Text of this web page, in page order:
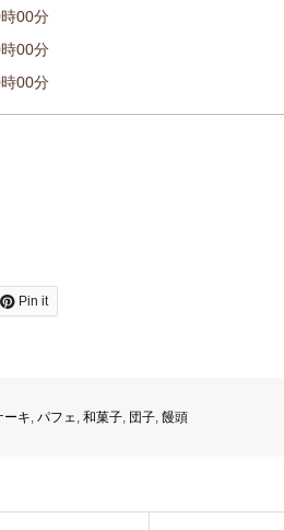
00分
00分
00分
Pin it
ーキ,パフェ,和菓子, 団子,饅頭